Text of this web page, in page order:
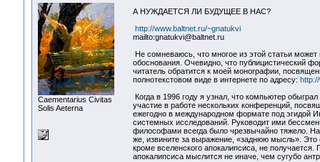
Сaementarius Civitas
Solis Aeterna
А НУЖДАЕТСЯ ЛИ БУДУЩЕЕ В НАС?
http://www.baltnet.ru/~gnatukvi
mailto:gnatukvi@baltnet.ru
Не сомневаюсь, что многое из этой статьи
обоснования. Очевидно, что публицистический
читатель обратится к моей монографии,
полнотекстовом виде в интернете по адресу:
Когда в 1996 году я узнал, что компьютер
участие в работе нескольких конференций,
ежегодно в международном формате под эгидой
системных исследований. Руководит ими
философами всегда было чрезвычайно тяжело.
же, извините за выражение, «заднюю мысль».
кроме вселенского апокалипсиса, не
апокалипсиса мыслится не иначе, чем сугубо